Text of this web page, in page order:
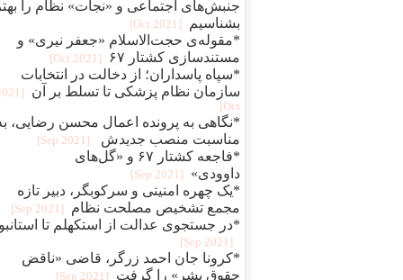
جنبش‌های اجتماعی و «نجات» نظام را
بشناسیم
[2021 Oct]
*مقوله‌ی حجت‌الاسلام «جعفر نیری» و
مستند‌سازی کشتار ۶۷
[2021 Oct]
*سپاه پاسداران؛ از دخالت در انتخابات
سازمان نظام پزشکی تا تسلط بر آن
Oct]
*نگاهی به پرونده اعمال محسن رضایی،
مناسبت منصب جدیدش
[2021 Sep]
*فاجعه کشتار ۶۷ و «گل‌های
داوودی»
[2021 Sep]
*یک چهره‌‌ امنیتی و سرکوبگر، دبیر تازه
مجمع تشخیص مصلحت نظام
[2021 Sep]
*در جستجوی عدالت از استکهلم تا
[2021 Sep]
*کرونا جان احمد زرگر، قاضی «ناقض
حقوق بشر» را گرفت
[2021 Sep]